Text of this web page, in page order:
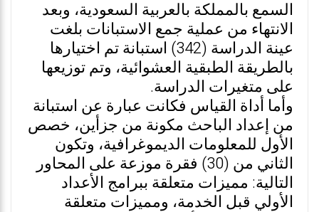
السمع بالمملكة بالعربية السعودية، وبعد
الانتهاء من عملية جمع الاستبانات بلغت
عينة الدراسة (342) استبانة تم اختيارها
بالطريقة الطبقية العشوائية، وتم توزيعها
على متغيرات الدراسة.
وأما أداة القياس فكانت عبارة عن استبانة
من إعداد الباحث مكونة من جزأين، خصص
الأول للمعلومات الديموغرافية، وتكون
الثاني من (30) فقرة موزعة على المحاور
التالية: مميزات متعلقة ببرامج الأعداد
الأولي قبل الخدمة، ومميزات متعلقة